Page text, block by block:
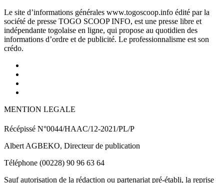
Le site d’informations générales www.togoscoop.info édité par la
société de presse TOGO SCOOP INFO, est une presse libre et
indépendante togolaise en ligne, qui propose au quotidien des
informations d’ordre et de publicité. Le professionnalisme est son
crédo.
MENTION LEGALE
Récépissé N°0044/HAAC/12-2021/PL/P
Albert AGBEKO, Directeur de publication
Téléphone (00228) 90 96 63 64
Sauf autorisation de la rédaction ou partenariat pré-établi, la reprise